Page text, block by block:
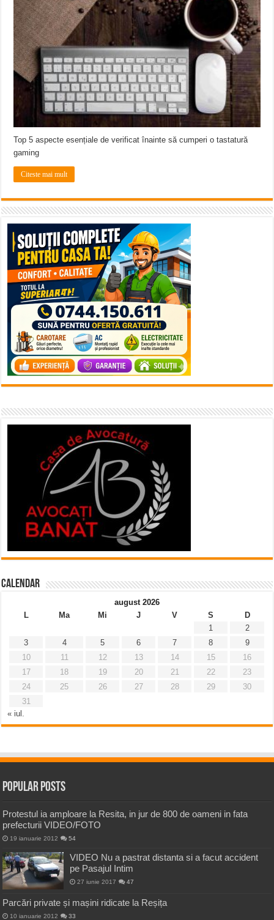
Miresme de lavandă, mentă și flori de vară și râsete de copii la Carașova VIDEO
ANUNȚ OPRIRE APĂ în Reșița – avarie – 04.08.2026 – str. Văliugului și
Top 5 aspecte esențiale de verificat înainte să cumperi o tastatură
gaming
Citeste mai mult
Calendar
august 2026
L
Ma Mi J V S
D
1
2
3
4 5 6 7 8
9
10
11 12 13 14 15
16
17
18 19 20 21 22
23
24
25 26 27 28 29
30
31
« iul.
Popular Posts
Protestul ia amploare la Resita, in jur de 800 de oameni in fata
prefecturii VIDEO/FOTO
19 ianuarie 2012 54
VIDEO Nu a pastrat distanta si a facut accident
pe Pasajul Intim
27 iunie 2017 47
Parcări private și mașini ridicate la Reșița
10 ianuarie 2012 33